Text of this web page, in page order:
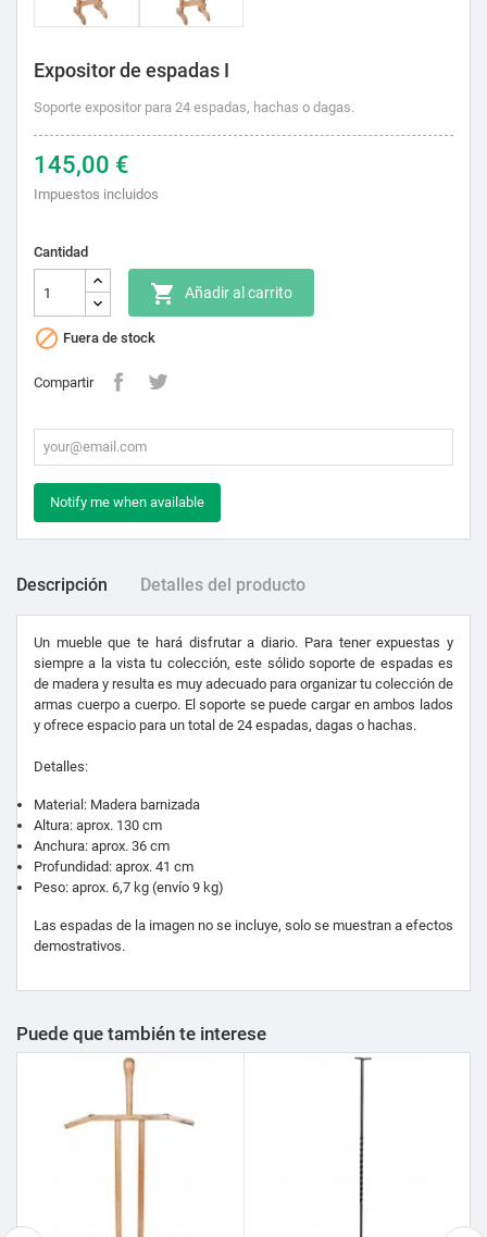
Expositor de espadas I
Soporte expositor para 24 espadas, hachas o dagas.
145,00 €
Impuestos incluidos
Cantidad
 Añadir al carrito
 Fuera de stock
Compartir
Notify me when available
Descripción Detalles del producto
Un mueble que te hará disfrutar a diario. Para tener expuestas y
siempre a la vista tu colección, este sólido soporte de espadas es
de madera y resulta es muy adecuado para organizar tu colección de
armas cuerpo a cuerpo. El soporte se puede cargar en ambos lados
y ofrece espacio para un total de 24 espadas, dagas o hachas.
Detalles:
Material: Madera barnizada
Altura: aprox. 130 cm
Anchura: aprox. 36 cm
Profundidad: aprox. 41 cm
Peso: aprox. 6,7 kg (envío 9 kg)
Las espadas de la imagen no se incluye, solo se muestran a efectos
demostrativos.
Puede que también te interese